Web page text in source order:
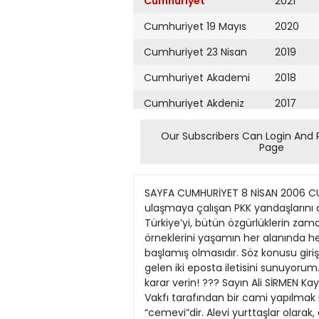
Cumhuriyet 19 Mayıs
Cumhuriyet 23 Nisan
Cumhuriyet Akademi
Cumhuriyet Akdeniz
Cumhuriyet Alışveriş
Cumhuriyet Ankara
Cumhuriyet Büyük
Taaruz
Cumhuriyet
Cumartesi
Cumhuriyet Çevre
2020
2019
2018
2017
2016
2015
2013
2011
2010
2009
Our Subscribers Can Login And
Page
SAYFA CUMHURİYET 8 NİSAN 2006 CUMARTESİ 4 ALİ SİRMEN HABERLER DÜNYADA BUGÜN Kürtlerle, siyasallaşmaya sokak eylemleriyle ulaşmaya çalışan PKK yandaşlarını aynı kefeye koyuyor Türkiye Gerçeklerini Gösteren İki Mektup AKP iktidarı ve iç ve dış destekçileri, Türkiye’yi, bütün özgürlüklerin zamanla ortadan kaldırılacağı bir İslam Cumhuriyeti’ne doğru hızla süreklemeye çalışıyorlar. Bu girişimin örneklerini yaşamın her alanında her gün görüyoruz. İşin ilginç yönü, kamuoyunun bunları artık alışılagelmiş olaylar olarak algılamaya başlamış olmasıdır. Söz konusu girişimin kılıfı da hazırdır: ”Din ve vicdan özgürlüğü”! Şimdi size, ülkenin birbirinden uzak iki ayrı yerinden gelen iki eposta iletisini sunuyorum. Bunların hiçbir yoruma gereksinimi yok. Okuyun ve nerelere götürülmek istendiğimize kendiniz karar verin! ??? Sayın Ali SİRMEN Kayseri ili Sarıoğlan ilçesi İğdeli köyünden emekli ilköğretim müfettişiyim. Köyümüze, Türkiye Diyanet Vakfı tarafından bir cami yapılmak istenmektedir. Hemen belirteyim, tüm köy halkı Alevidir. Alevi inancımızda ibadet yerimiz cami değil “cemevi”dir. Alevi yurttaşlar olarak, anayasal bir hak olan “inanç özgürlüğümüzü” sonuna kadar kullanmak istiyoruz. Köyde kışın 2030 kişi kalmaktadır ve bunların hiçbiri de camiye gitmemektedir. Köyümüzün hemen bitişiğindeki Yerlikuyu köyünde (bu köy de Alevidir) üçdört yıl önce bir cami yapılmış olup, cemaatinin olmaması nedeniyle kapalıdır. İki kişi dışında kendi köyüme cami yapılmasını isteyen yoktur. Hemen bitişik köyde, 800 metre uzaklıkta cami var iken 8090 milyar lira harcanarak köyümüze cami yapılması girişimine anlam veremiyor ve Alevi kültürünü asimile etmeye yönelik bir girişim olarak görüyoruz. İçinde tüyü bitmemiş yetimin hakkı olan bu parayı, cemaati olmayan bir köye cami yaptırmak için kullanmanın doğru olmadığını düşünüyoruz. Bu paraya yazıktır, biz kendi ibadet yerimiz olan cemevimizi kendimiz yaparız, inancımız üzerindeki elinizi çekin diyoruz. Oysa, bu kamusal kaynak, daha rasyonel bir şekilde, eğitim, sağlık, çevre gibi alanlarda rahatlıkla kullanılabilir. Bu girişimi önlemek için bir dernek kurarak bir araya geldik. Dernek ve köy halkı olarak, bütün devlet kademelerine ve Avrupa Birliği temsilciliğine ilettik. Genelinde ülkemizi, özelinde ise köyümüzü ilgilendiren bu sorunumuzu kamuoyuna iletmemizde yardımcı olmanızı diliyor, saygılar sunuyorum. ??? Sayın Sirmen, Bilimden ve aydınlanmadan yana olan üniversite öğrencileri olarak bugün üzüntü verici ve endişelendirici bir olaya tanık olduk. Bugün (31 Mart 2006) aydın ve ilerici bir eğitmen olan Hasan Ali YÜCEL’in ismini taşıyan eğitim fakültemizde bir grup tarafından kantinde dini ayin gerçekleştirilmiştir.